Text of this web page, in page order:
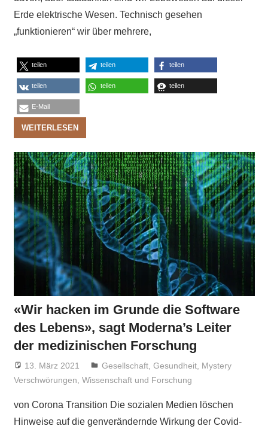
Erde elektrische Wesen. Technisch gesehen
„funktionieren“ wir über mehrere,
teilen teilen teilen
teilen teilen teilen
E-Mail
WEITERLESEN
«Wir hacken im Grunde die Software
des Lebens», sagt Moderna’s Leiter
der medizinischen Forschung
13. März 2021 Niki Vogt
Gesellschaft ,Gesundheit Mystery
Verschwörungen Wissenschaft und Forschung
von Corona Transition Die sozialen Medien löschen
Hinweise auf die genverändernde Wirkung der Covid-